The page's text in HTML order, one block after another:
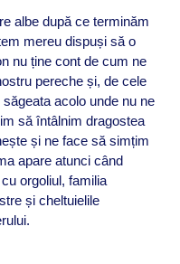
albe după ce terminăm
mereu dispuși să o
nu ține cont de cum ne
pereche și, de cele
acolo unde nu ne
să întâlnim dragostea
și ne face să simțim
apare atunci când
orgoliul, familia
și cheltuielile